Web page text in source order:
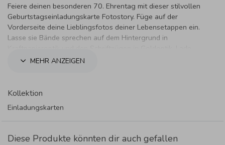
Feiere deinen besonderen 70. Ehrentag mit dieser stilvollen
Geburtstagseinladungskarte Fotostory. Füge auf der
Vorderseite deine Lieblingsfotos deiner Lebensetappen ein.
Lasse sie Bände sprechen auf dem Hintergrund in
deine Gäste zu einer Zeitreise ein.
MEHR ANZEIGEN
Kollektion
Einladungskarten
Diese Produkte könnten dir auch gefallen